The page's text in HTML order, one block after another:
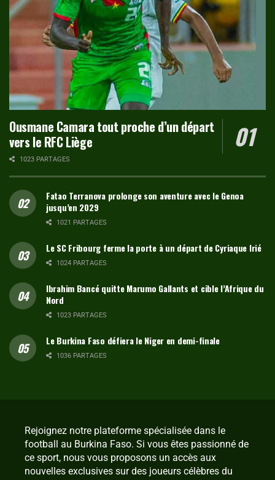
Ousmane Camara tout proche d’un départ
vers le RFC Liège
1023 PARTAGES
Fatao Terranova prolonge son aventure avec le Genoa
jusqu’en 2029
1021 PARTAGES
Le SC Fribourg ferme la porte à un départ de Cyriaque Irié
1024 PARTAGES
Ibrahim Bancé quitte Marumo Gallants et cible l’Afrique du
Nord
1023 PARTAGES
Le Burkina Faso défiera le Niger en demi-finale
1036 PARTAGES
Rejoignez notre plateforme spécialisée dans le
football au Burkina Faso. Si vous êtes passionné de
ce sport, nous vous proposons un accès aux
nouvelles exclusives sur des joueurs célèbres du